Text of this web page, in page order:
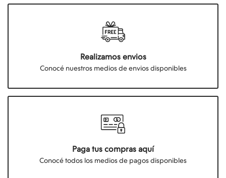
Realizamos envios
Conocé nuestros medios de envios disponibles
Paga tus compras aquí
Conocé todos los medios de pagos disponibles